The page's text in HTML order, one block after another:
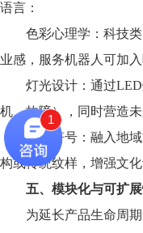
语言：
色彩心理学：科技
业感，服务机器人可加
灯光设计：通过
机、故障），同时营造未
文化符号：融入地
构或传统纹样，增强文化
五、模块化与可扩
为延长产品生命周
1